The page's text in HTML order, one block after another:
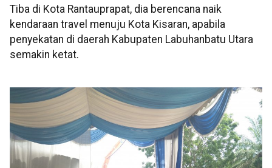
Tiba di Kota Rantauprapat, dia berencana naik
kendaraan travel menuju Kota Kisaran, apabila
penyekatan di daerah Kabupaten Labuhanbatu Utara
semakin ketat.